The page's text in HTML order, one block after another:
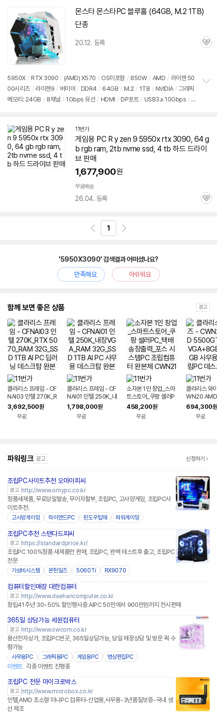
몬스타 몬스타PC 블루홀 (64GB, M.2 1TB)
단종
20.12. 등록
관
5950X / RTX 3090 / (AMD) X570 / OS미포함 / 850W / AMD / 라이젠 50
00시리즈 / 라이젠9 / 버미어 / DDR4 / 64GB / M.2 / 1TB / NVIDIA / 그래픽
메모리: 24GB / 8채널 / 1Gbps 유선 / HDMI / DP포트 / USB3.x 10Gbps /
11번가
게임용 PC R y zen 9 5950x rtx 3090, 64 g
b rgb ram, 2tb nvme ssd, 4 tb 하드 드라이
브 판매
1,677,900원
무료배송
26.04. 등록
관
1
'5950X3090' 검색결과 어떠셨나요?
만족해요
아쉬워요
함께 보면 좋은 상품 광고
클라리스 프레임 - CF
NAI03 인텔 270K_R
TX 5070_RAM 32
G_SSD 1TB AI PC
딥러닝 데스크탑 완본
3,692,500원
무료
클라리스 프레임 - CF
NAI01 인텔 250K_내
장VGA_RAM 32G_
SSD 1TB AI PC 사무
용 데스크탑 완본체 조
1,798,000원
무료
소자본 1인 창업_스마
트스토어_쿠팡 셀러P
C_택배 송장출력_포
스 시스템PC 조립컴퓨
터 완본체 CWN21
458,200원
무료
클라리스 와
WN20
GT+내장
+256GB 사
조립PC 데
694,300원
무료
파워링크 광고 신청하기
조립PC사이트추천 오마이피씨
광고 http://www.omypc.co.kr
정품새제품, 무료당일발송, 무이자할부, 조립PC, 고사양게임, 조립PC사
이트추천.
고사양게이밍 하이엔드PC 윈도우탑재 파워게이밍
조립PC추천 스탠다드피씨
광고 https://standardprice.kr/
조립PC 100%정품 새제품만 판매, 조립PC, 완벽 테스트후 출고, 조립PC
전문
가성비시스템 몬헌일즈 5060Ti RX9070
컴퓨터할인매장 대한컴퓨터
광고 http://www.daehancomputer.co.kr
창립41주년 30~50% 할인행사중 AIPC 50만에서 900만원까지 전시판매
365일 상담가능 세원컴퓨터
광고 http://www.swcom.co.kr
용산전자상가, 조립PC싼곳, 365일상담가능, 당일 매장상담 및 방문 퀵 수
령가능
사무용PC 그래픽용PC 게임용PC 영상편집PC
이벤트 각종 이벤트 진행중
조립PC 전문 마이크로박스
광고 http://www.microbox.co.kr
인텔,AMD 초소형 미니PC 컴퓨터-산업용,사무용-3년품질보증-국내 생
산 제조